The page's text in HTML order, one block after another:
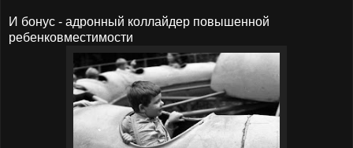
И бонус - адронный коллайдер повышенной
ребенковместимости